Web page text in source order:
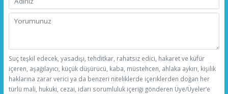
Suç teşkil edecek, yasadışı, tehditkar, rahatsız edici, hakaret ve küfür
içeren, aşağılayıcı, küçük düşürücü, kaba, müstehcen, ahlaka aykırı, kişilik
haklarına zarar verici ya da benzeri niteliklerde içeriklerden doğan her
türlü mali, hukuki, cezai, idari sorumluluk içeriği gönderen Üye/Üyeler’e